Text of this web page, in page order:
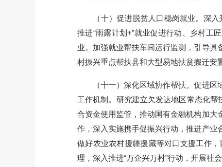
（十）促进脱贫人口稳岗就业。深入
推进“雨露计划+”就业促进行动、乡村工
业。加强就业帮扶车间运行监测，引导
村振兴重点帮扶县和大型易地扶贫搬迁安
（十一）深化区域协作帮扶。促进区域
工作机制。研究建立欠发达地区常态化
合资金使用监管，推动国有金融机构加
作，深入实施携手促振兴行动，推进产
做好农业农村援疆援藏等对口支援工作
理，深入推进“万企兴万村”行动，开展社